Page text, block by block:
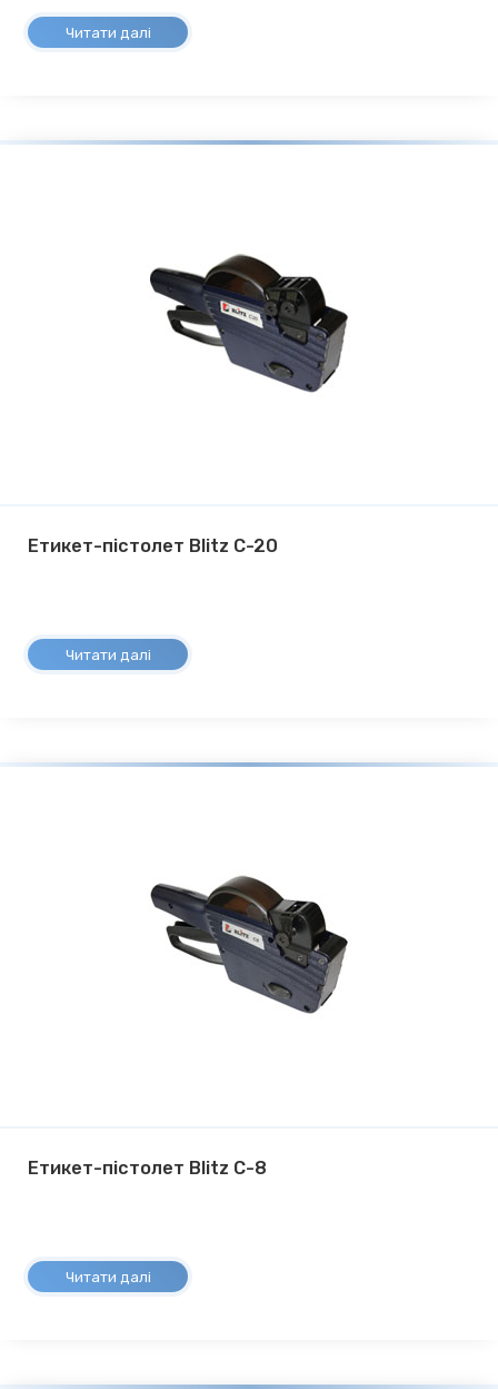
Читати далі
Етикет-пістолет Blitz C-20
Читати далі
Етикет-пістолет Blitz C-8
Читати далі